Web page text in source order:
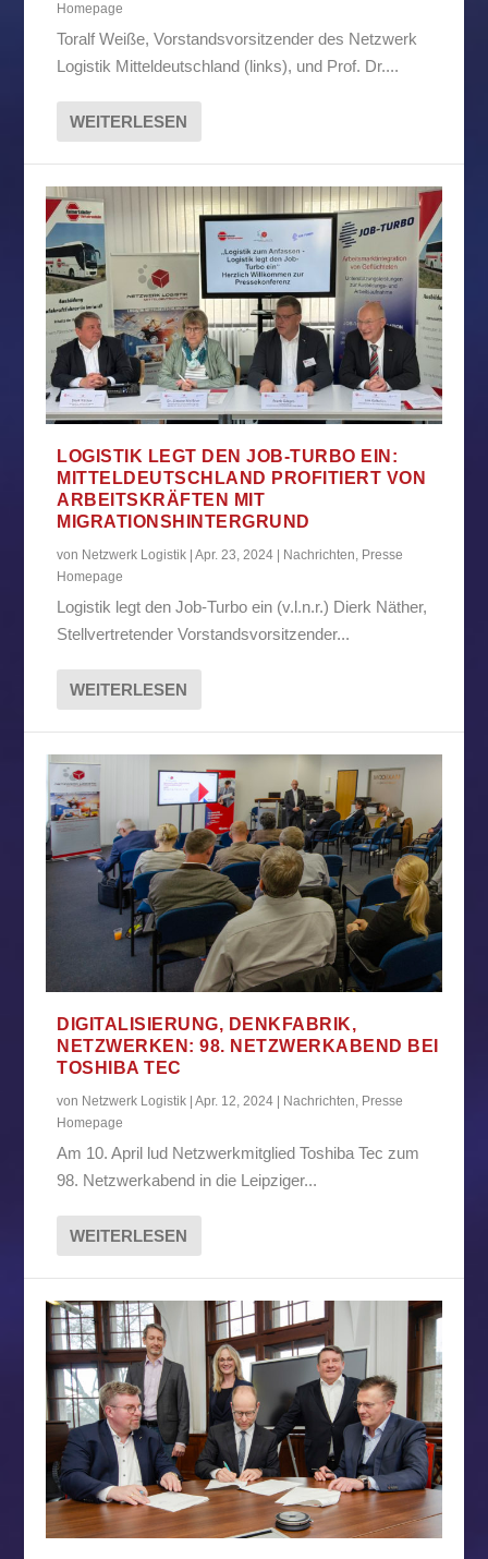
Homepage
Toralf Weiße, Vorstandsvorsitzender des Netzwerk
Logistik Mitteldeutschland (links), und Prof. Dr....
WEITERLESEN
LOGISTIK LEGT DEN JOB-TURBO EIN:
MITTELDEUTSCHLAND PROFITIERT VON
ARBEITSKRÄFTEN MIT
MIGRATIONSHINTERGRUND
von Netzwerk Logistik |Apr. 23, 2024 Nachrichten, Presse
Homepage
Logistik legt den Job-Turbo ein (v.l.n.r.) Dierk Näther,
Stellvertretender Vorstandsvorsitzender...
WEITERLESEN
DIGITALISIERUNG, DENKFABRIK,
NETZWERKEN: 98. NETZWERKABEND BEI
TOSHIBA TEC
von Netzwerk Logistik |Apr. 12, 2024 | Nachrichten, Presse
Homepage
Am 10. April lud Netzwerkmitglied Toshiba Tec zum
98. Netzwerkabend in die Leipziger...
WEITERLESEN